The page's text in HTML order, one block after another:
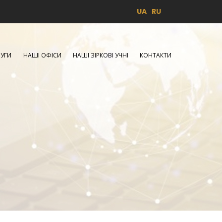
UA RU
НАШІ ОФІСИ НАШІ ЗІРКОВІ УЧНІ КОНТАКТИ